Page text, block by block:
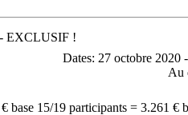
- EXCLUSIF !
Dates: 27 octobre 2020
Au
base 15/19 participants = 3.261 €